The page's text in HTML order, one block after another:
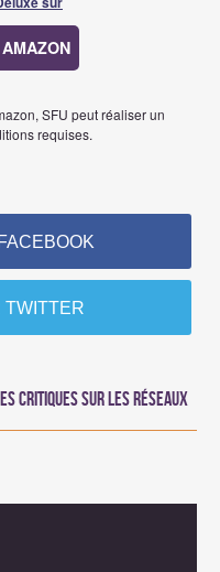
SFU peut réaliser un
requises.
TWITTER
critiques sur les réseaux